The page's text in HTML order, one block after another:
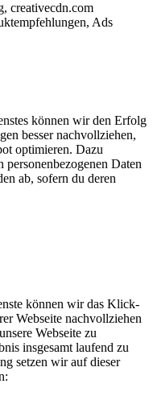
creativecdn.com
Ads
können wir den Erfolg
besser nachvollziehen,
optimieren. Dazu
personenbezogenen Daten
ab, sofern du deren
können wir das Klick-
Webseite nachvollziehen
Webseite zu
insgesamt laufend zu
setzen wir auf dieser